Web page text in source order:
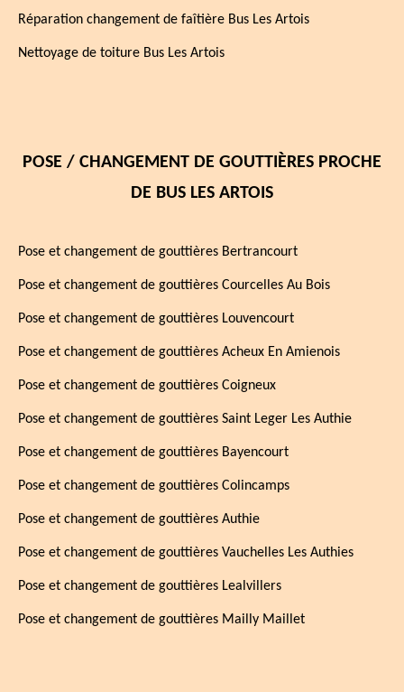
Réparation changement de faîtière Bus Les Artois
Nettoyage de toiture Bus Les Artois
POSE / CHANGEMENT DE GOUTTIÈRES PROCHE
DE BUS LES ARTOIS
Pose et changement de gouttières Bertrancourt
Pose et changement de gouttières Courcelles Au Bois
Pose et changement de gouttières Louvencourt
Pose et changement de gouttières Acheux En Amienois
Pose et changement de gouttières Coigneux
Pose et changement de gouttières Saint Leger Les Authie
Pose et changement de gouttières Bayencourt
Pose et changement de gouttières Colincamps
Pose et changement de gouttières Authie
Pose et changement de gouttières Vauchelles Les Authies
Pose et changement de gouttières Lealvillers
Pose et changement de gouttières Mailly Maillet